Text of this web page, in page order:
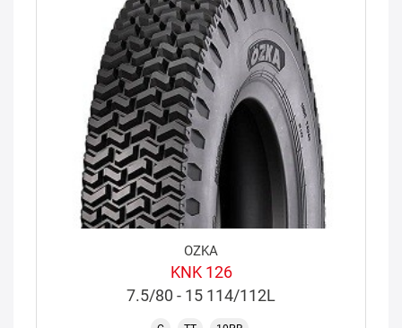
OZKA
KNK 126
7.5/80 - 15 114/112L